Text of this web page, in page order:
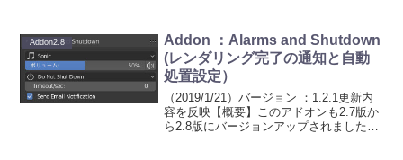
るのにちょうど良い動画。
Addon2.8
Addon ：Alarms and Shutdown
(レンダリング完了の通知と自動
処置設定）
（2019/1/21）バージョン ：1.2.1更新内
容を反映【概要】このアドオンも2.7版か
ら2.8版にバージョンアップされました。